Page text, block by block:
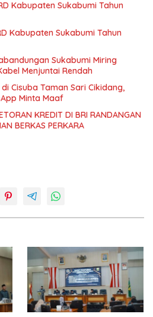
Kabupaten Sukabumi Tahun
Kabupaten Sukabumi Tahun
Sukabumi Miring
Menjuntai Rendah
Cisuba Taman Sari Cikidang,
Minta Maaf
KREDIT DI BRI RANDANGAN
BERKAS PERKARA